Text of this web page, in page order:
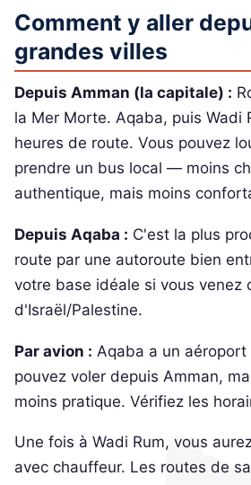
Comment y aller
grandes villes
Depuis Amman (la capitale) :
la Mer Morte. Aqaba, puis Wadi
heures de route. Vous pouvez
prendre un bus local — moins
authentique, mais moins
Depuis Aqaba : C'est la plus
route par une autoroute bien
votre base idéale si vous venez
d'Israël/Palestine.
Par avion : Aqaba a un
pouvez voler depuis Amman,
moins pratique. Vérifiez les
Une fois à Wadi Rum, vous
avec chauffeur. Les routes de